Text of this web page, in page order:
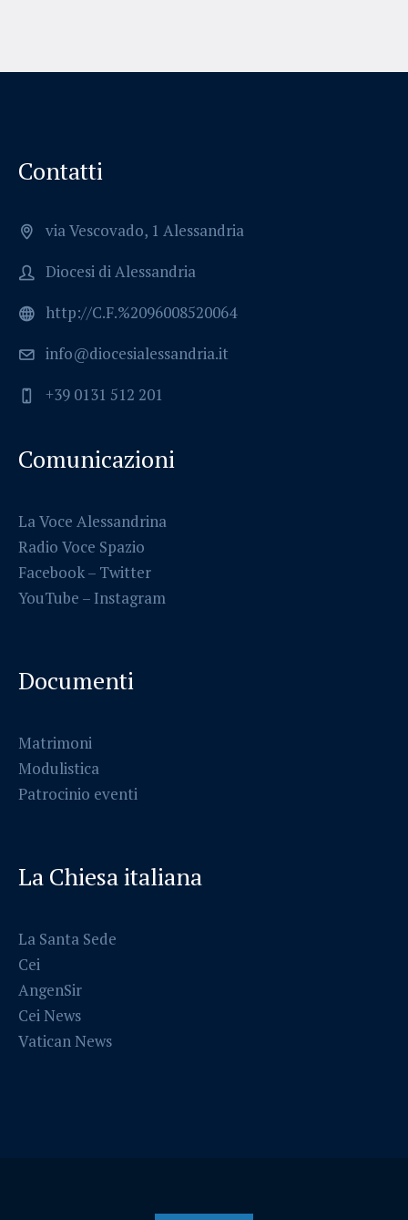
Contatti
via Vescovado, 1 Alessandria
Diocesi di Alessandria
http://C.F.%2096008520064
info@diocesialessandria.it
+39 0131 512 201
Comunicazioni
La Voce Alessandrina
Radio Voce Spazio
Facebook– Twitter
YouTube – Instagram
Documenti
Matrimoni
Modulistica
Patrocinio eventi
La Chiesa italiana
La Santa Sede
Cei
AngenSir
Cei News
Vatican News